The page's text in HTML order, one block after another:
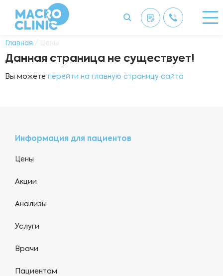
Главная / Цены
Данная страница не существует!
Вы можете перейти на главную страницу сайта
Информация для пациентов
Цены
Акции
Анализы
Услуги
Врачи
Пациентам